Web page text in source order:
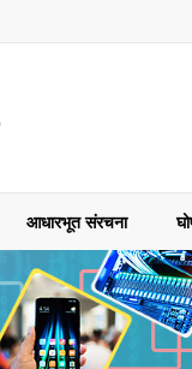
आधारभूत संरचना